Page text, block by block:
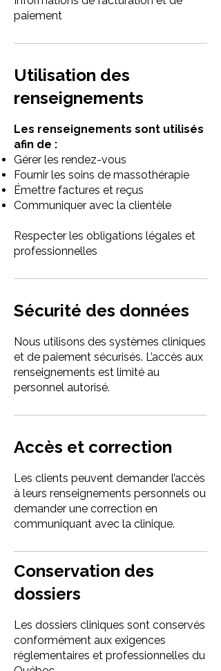
paiement
Utilisation des
renseignements
Les renseignements sont utilisés
afin de :
Gérer les rendez-vous
Fournir les soins de massothérapie
Émettre factures et reçus
Communiquer avec la clientèle
Respecter les obligations légales et
professionnelles
Sécurité des données
Nous utilisons des systèmes cliniques
et de paiement sécurisés. L’accès aux
renseignements est limité au
personnel autorisé.
Accès et correction
Les clients peuvent demander l’accès
à leurs renseignements personnels ou
demander une correction en
communiquant avec la clinique.
Conservation des
dossiers
Les dossiers cliniques sont conservés
conformément aux exigences
réglementaires et professionnelles du